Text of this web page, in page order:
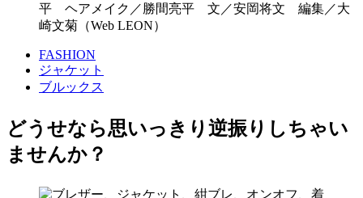
平 ヘアメイク／勝間亮平 文／安岡将文 編集／大
崎文菊（Web LEON）
FASHION
ジャケット
ブルックス
どうせなら思いっきり逆振りしちゃい
ませんか？